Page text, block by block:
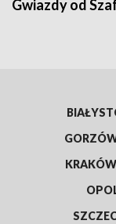
Gwiazdy od
KRAKÓW